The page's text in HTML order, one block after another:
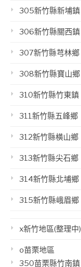
305新竹縣新埔鎮
306新竹縣關西鎮
307新竹縣芎林鄉
308新竹縣寶山鄉
310新竹縣竹東鎮
311新竹縣五峰鄉
312新竹縣橫山鄉
313新竹縣尖石鄉
314新竹縣北埔鄉
315新竹縣峨眉鄉
x新竹地區(整理中)
o苗栗地區
350苗栗縣竹南鎮